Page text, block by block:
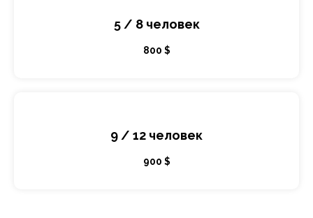
5 / 8 человек
800 $
9 / 12 человек
900 $